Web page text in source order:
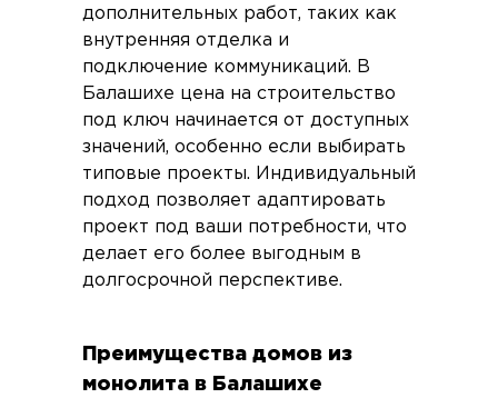
Преимущества домов из
монолита в Балашихе
дополнительных работ, таких как
внутренняя отделка и
подключение коммуникаций. В
Балашихе цена на строительство
под ключ начинается от доступных
значений, особенно если выбирать
типовые проекты. Индивидуальный
подход позволяет адаптировать
проект под ваши потребности, что
делает его более выгодным в
долгосрочной перспективе.